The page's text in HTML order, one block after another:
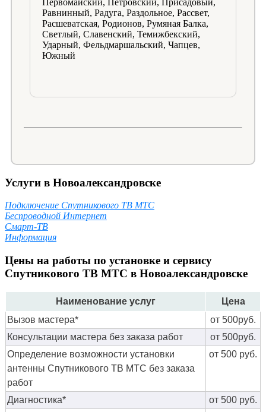
Равнинный, Радуга, Раздольное, Рассвет,
Расшеватская, Родионов, Румяная Балка,
Светлый, Славенский, Темижбекский,
Ударный, Фельдмаршальский, Чапцев,
Южный
Услуги в Новоалександровске
Подключение Спутникового ТВ МТС
Беспроводной Интернет
Смарт-ТВ
Информация
Цены на работы по установке и сервису
Спутникового ТВ МТС в Новоалександровске
Наименование услуг
Цена
Вызов мастера*
от 500руб.
Консультации мастера без заказа работ
от 500руб.
Определение возможности установки
антенны Спутникового ТВ МТС без заказа
работ
от 500 руб.
Диагностика*
от 500 руб.